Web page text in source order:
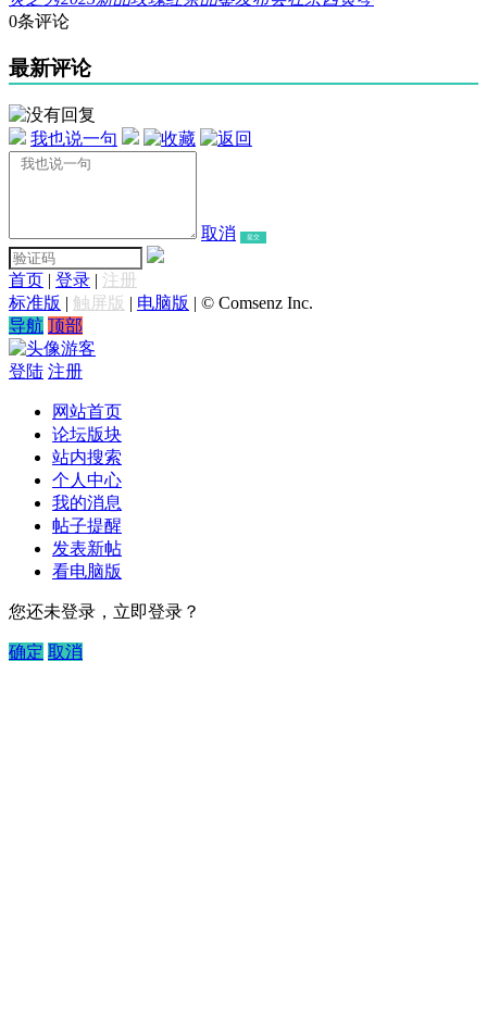
0条评论
最新评论
我也说一句
取消 提交
首页 | 登录 | 注册
标准版 | 触屏版 | 电脑版 | © Comsenz Inc.
导航 顶部
游客
登陆 注册
网站首页
论坛版块
站内搜索
个人中心
我的消息
帖子提醒
发表新帖
看电脑版
您还未登录，立即登录？
确定 取消